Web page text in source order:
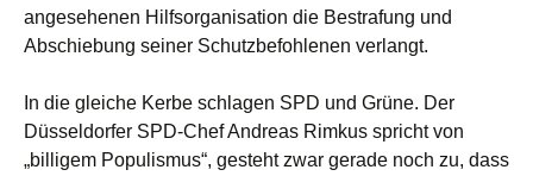
angesehenen Hilfsorganisation die Bestrafung und
Abschiebung seiner Schutzbefohlenen verlangt.
In die gleiche Kerbe schlagen SPD und Grüne. Der
Düsseldorfer SPD-Chef Andreas Rimkus spricht von
„billigem Populismus“, gesteht zwar gerade noch zu, dass